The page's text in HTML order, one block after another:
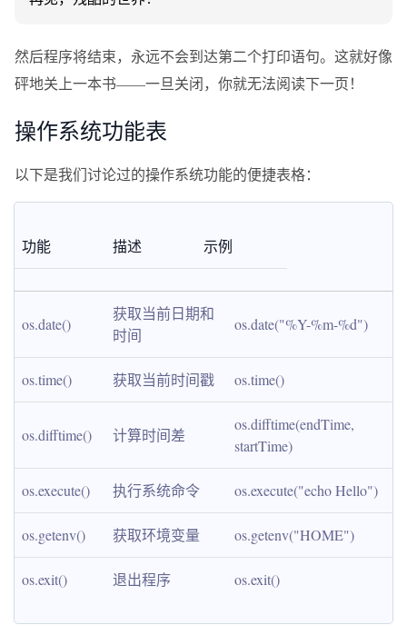
然后程序将结束，永远不会到达第二个打印语句。这就好像
砰地关上一本书——一旦关闭，你就无法阅读下一页！
操作系统功能表
以下是我们讨论过的操作系统功能的便捷表格：
功能 描述 示例
os.date()
获取当前日期和
时间
os.date("%Y-%m-%d")
os.time() 获取当前时间戳 os.time()
os.difftime() 计算时间差
os.difftime(endTime,
startTime)
os.execute() 执行系统命令 os.execute("echo Hello")
os.getenv() 获取环境变量 os.getenv("HOME")
os.exit() 退出程序 os.exit()